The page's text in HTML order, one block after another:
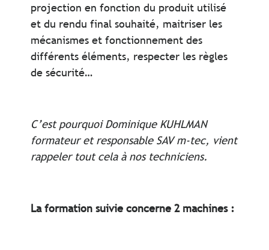
projection en fonction du produit utilisé
et du rendu final souhaité, maitriser les
mécanismes et fonctionnement des
différents éléments, respecter les règles
de sécurité…
C’est pourquoi Dominique KUHLMAN
formateur et responsable SAV m-tec, vient
rappeler tout cela à nos techniciens.
La formation suivie concerne 2 machines :